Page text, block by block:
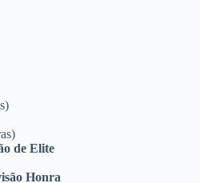
de Elite
Honra